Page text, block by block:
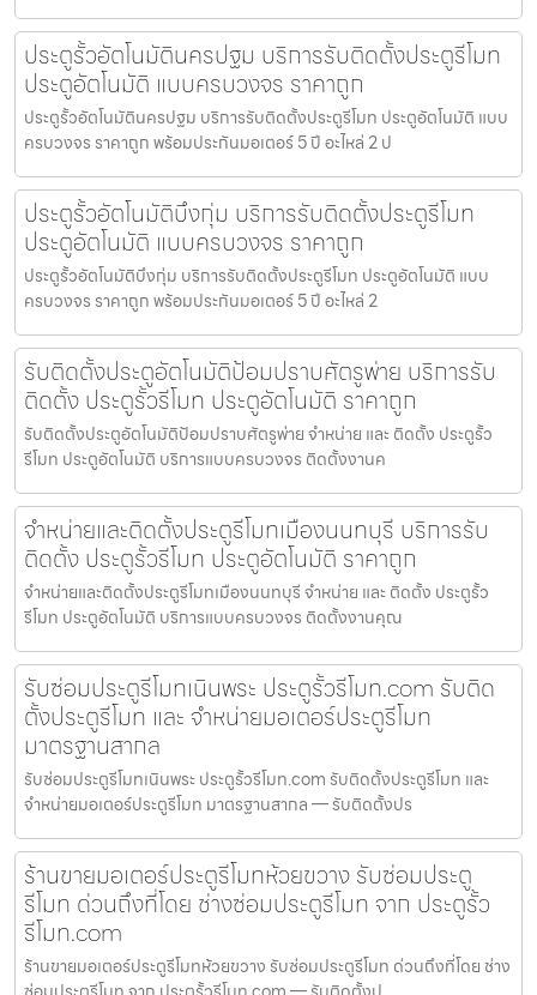
ประตูรั้วอัตโนมัตินครปฐม บริการรับติดตั้งประตูรีโมท
ประตูอัตโนมัติ แบบครบวงจร ราคาถูก
ประตูรั้วอัตโนมัตินครปฐม บริการรับติดตั้งประตูรีโมท ประตูอัตโนมัติ แบบ
ครบวงจร ราคาถูก พร้อมประกันมอเตอร์ 5 ปี อะไหล่ 2 ป
ประตูรั้วอัตโนมัติบึงกุ่ม บริการรับติดตั้งประตูรีโมท
ประตูอัตโนมัติ แบบครบวงจร ราคาถูก
ประตูรั้วอัตโนมัติบึงกุ่ม บริการรับติดตั้งประตูรีโมท ประตูอัตโนมัติ แบบ
ครบวงจร ราคาถูก พร้อมประกันมอเตอร์ 5 ปี อะไหล่ 2
รับติดตั้งประตูอัตโนมัติป้อมปราบศัตรูพ่าย บริการรับ
ติดตั้ง ประตูรั้วรีโมท ประตูอัตโนมัติ ราคาถูก
รับติดตั้งประตูอัตโนมัติป้อมปราบศัตรูพ่าย จำหน่าย และ ติดตั้ง ประตูรั้ว
รีโมท ประตูอัตโนมัติ บริการแบบครบวงจร ติดตั้งงานค
จำหน่ายและติดตั้งประตูรีโมทเมืองนนทบุรี บริการรับ
ติดตั้ง ประตูรั้วรีโมท ประตูอัตโนมัติ ราคาถูก
จำหน่ายและติดตั้งประตูรีโมทเมืองนนทบุรี จำหน่าย และ ติดตั้ง ประตูรั้ว
รีโมท ประตูอัตโนมัติ บริการแบบครบวงจร ติดตั้งงานคุณ
รับซ่อมประตูรีโมทเนินพระ ประตูรั้วรีโมท.com รับติด
ตั้งประตูรีโมท และ จำหน่ายมอเตอร์ประตูรีโมท
มาตรฐานสากล
รับซ่อมประตูรีโมทเนินพระ ประตูรั้วรีโมท.com รับติดตั้งประตูรีโมท และ
จำหน่ายมอเตอร์ประตูรีโมท มาตรฐานสากล — รับติดตั้งปร
ร้านขายมอเตอร์ประตูรีโมทห้วยขวาง รับซ่อมประตู
รีโมท ด่วนถึงที่โดย ช่างซ่อมประตูรีโมท จาก ประตูรั้ว
รีโมท.com
ร้านขายมอเตอร์ประตูรีโมทห้วยขวาง รับซ่อมประตูรีโมท ด่วนถึงที่โดย ช่าง